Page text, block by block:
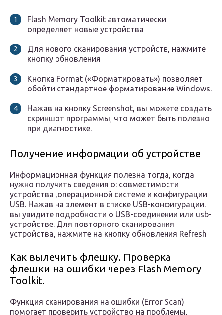
Flash Memory Toolkit автоматически
определяет новые устройства
Для нового сканирования устройств, нажмите
кнопку обновления
Кнопка Format («Форматировать») позволяет
обойти стандартное форматирование Windows.
Нажав на кнопку Screenshot, вы можете создать
скриншот программы, что может быть полезно
при диагностике.
Получение информации об устройстве
Информационная функция полезна тогда, когда
нужно получить сведения о: совместимости
устройства ,операционной системе и конфигурации
USB. Нажав на элемент в списке USB-конфигурации.
вы увидите подробности о USB-соединении или usb-
устройстве. Для повторного сканирования
устройства, нажмите на кнопку обновления Refresh
Как вылечить флешку. Проверка
флешки на ошибки через Flash Memory
Toolkit.
Функция сканирования на ошибки (Error Scan)
помогает проверить устройство на проблемы,